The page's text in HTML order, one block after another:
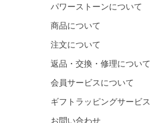
パワーストーンについて
商品について
注文について
返品・交換・修理について
会員サービスについて
ギフトラッピングサービス
お問い合わせ